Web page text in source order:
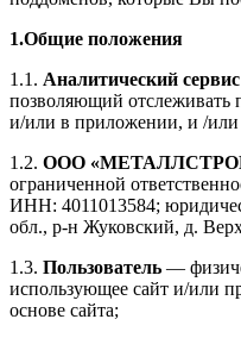
1.Общие положения
1.1. Аналитический сервис
позволяющий отслеживать
и/или в приложении, и /или
1.2. ООО
ограниченной
ИНН: 4011013584;
обл., р-н Жуковский, д.
1.3. Пользователь —
использующее сайт и/или
основе сайта;